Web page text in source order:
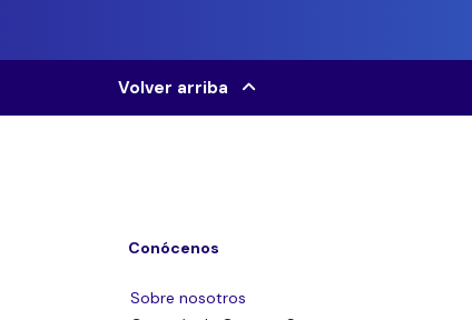
Volver arriba
Conócenos
Sobre nosotros